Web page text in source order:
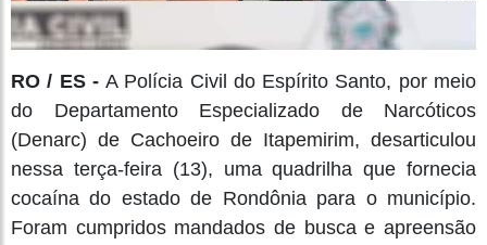
RO / ES -A Polícia Civil do Espírito Santo, por meio
do Departamento Especializado de Narcóticos
(Denarc) de Cachoeiro de Itapemirim, desarticulou
nessa terça-feira (13), uma quadrilha que fornecia
cocaína do estado de Rondônia para o município.
Foram cumpridos mandados de busca e apreensão